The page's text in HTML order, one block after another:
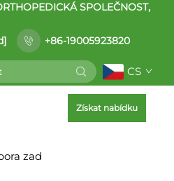
SPOLEČNOST,
+86-19005923820
CS
Získat nabídku
zad